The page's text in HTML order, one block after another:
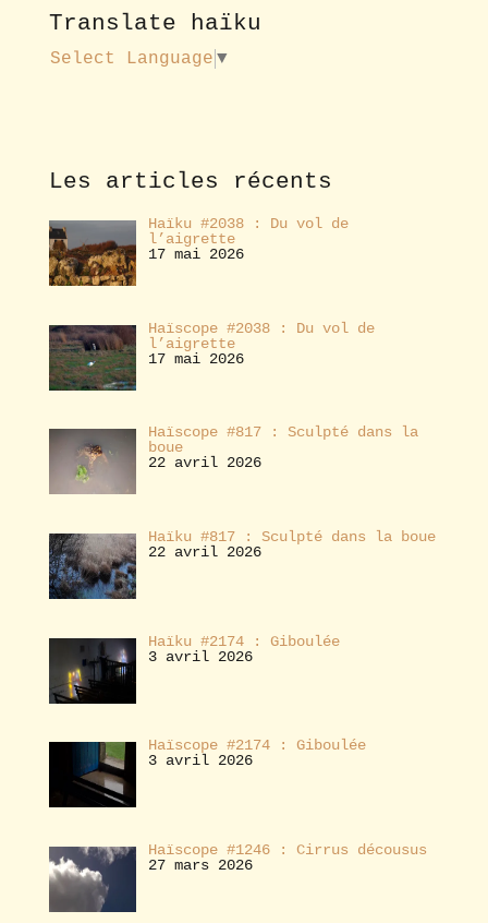
o
u
s
e
Translate haïku
Select Language ▼
Les articles récents
Haïku #2038 : Du vol de
l’aigrette
17 mai 2026
Haïscope #2038 : Du vol de
l’aigrette
17 mai 2026
Haïscope #817 : Sculpté dans la
boue
22 avril 2026
Haïku #817 : Sculpté dans la boue
22 avril 2026
Haïku #2174 : Giboulée
3 avril 2026
Haïscope #2174 : Giboulée
3 avril 2026
Haïscope #1246 : Cirrus décousus
27 mars 2026